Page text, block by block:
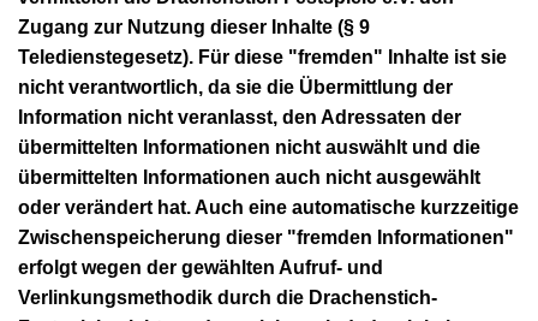
Zugang zur Nutzung dieser Inhalte (§ 9
Teledienstegesetz). Für diese "fremden" Inhalte ist sie
nicht verantwortlich, da sie die Übermittlung der
Information nicht veranlasst, den Adressaten der
übermittelten Informationen nicht auswählt und die
übermittelten Informationen auch nicht ausgewählt
oder verändert hat. Auch eine automatische kurzzeitige
Zwischenspeicherung dieser "fremden Informationen"
erfolgt wegen der gewählten Aufruf- und
Verlinkungsmethodik durch die Drachenstich-